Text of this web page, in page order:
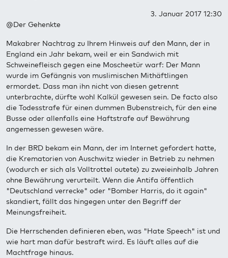
3. Januar 2017 12:30
@Der Gehenkte
Makabrer Nachtrag zu Ihrem Hinweis auf den Mann, der in
England ein Jahr bekam, weil er ein Sandwich mit
Schweinefleisch gegen eine Moscheetür warf: Der Mann
wurde im Gefängnis von muslimischen Mithäftlingen
ermordet. Dass man ihn nicht von diesen getrennt
unterbrachte, dürfte wohl Kalkül gewesen sein. De facto also
die Todesstrafe für einen dummen Bubenstreich, für den eine
Busse oder allenfalls eine Haftstrafe auf Bewährung
angemessen gewesen wäre.
In der BRD bekam ein Mann, der im Internet gefordert hatte,
die Krematorien von Auschwitz wieder in Betrieb zu nehmen
(wodurch er sich als Volltrottel outete) zu zweieinhalb Jahren
ohne Bewährung verurteilt. Wenn die Antifa öffentlich
"Deutschland verrecke" oder "Bomber Harris, do it again"
skandiert, fällt das hingegen unter den Begriff der
Meinungsfreiheit.
Die Herrschenden definieren eben, was "Hate Speech" ist und
wie hart man dafür bestraft wird. Es läuft alles auf die
Machtfrage hinaus.